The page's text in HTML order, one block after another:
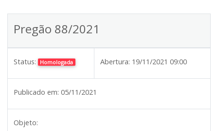
Pregão 88/2021
Status: Homologada Abertura: 19/11/2021 09:00
Publicado em: 05/11/2021
Objeto: